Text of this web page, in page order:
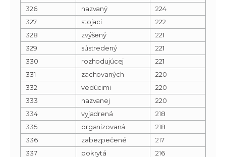
326
nazvaný
224
327
stojaci
222
328
zvýšený
221
329
sústredený
221
330
rozhodujúcej
221
331
zachovaných
220
332
vedúcimi
220
333
nazvanej
220
334
vyjadrená
218
335
organizovaná
218
336
zabezpečené
217
337
pokrytá
216